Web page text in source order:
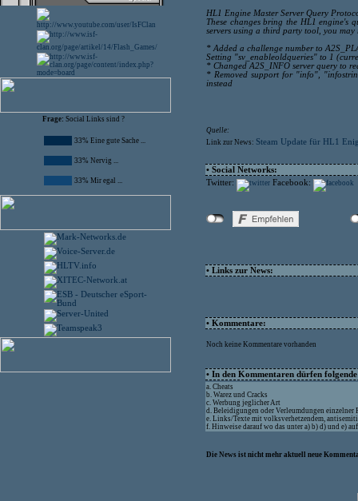
Frage: Social Links sind ?
33% Eine gute Sache ...
33% Nervig ...
33% Mir egal ...
HL1 Engine Master Server Query
These changes bring the HL1 engine's
servers using a third party tool, you
* Added a challenge number to
Setting "sv_enableoldqueries" to 1
* Changed A2S_INFO server query to
* Removed support for "info",
instead
Quelle:
Link zur News: Steam Update für HL1
• Social Networks:
Twitter:
Facebook:
• Links zur News:
• Kommentare:
Noch keine Kommentare vorhanden
• In den Kommentaren dürfen
a. Cheats
b. Warez und Cracks
c. Werbung jeglicher Art
d. Beleidigungen oder Verleumdungen einzelner
e. Links/Texte mit volksverhetzendem,
f. Hinweise darauf wo das unter a) b) d) und e)
Die News ist nicht mehr aktuell neue